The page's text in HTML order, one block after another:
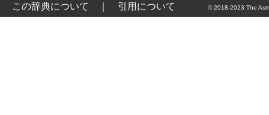
この辞典について 引用について © 2018-2023 The